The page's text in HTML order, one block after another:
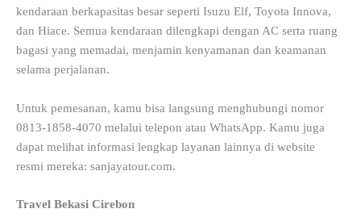
kendaraan berkapasitas besar seperti Isuzu Elf, Toyota Innova,
dan Hiace. Semua kendaraan dilengkapi dengan AC serta ruang
bagasi yang memadai, menjamin kenyamanan dan keamanan
selama perjalanan.
Untuk pemesanan, kamu bisa langsung menghubungi nomor
0813-1858-4070 melalui telepon atau WhatsApp. Kamu juga
dapat melihat informasi lengkap layanan lainnya di website
resmi mereka: sanjayatour.com.
Travel Bekasi Cirebon